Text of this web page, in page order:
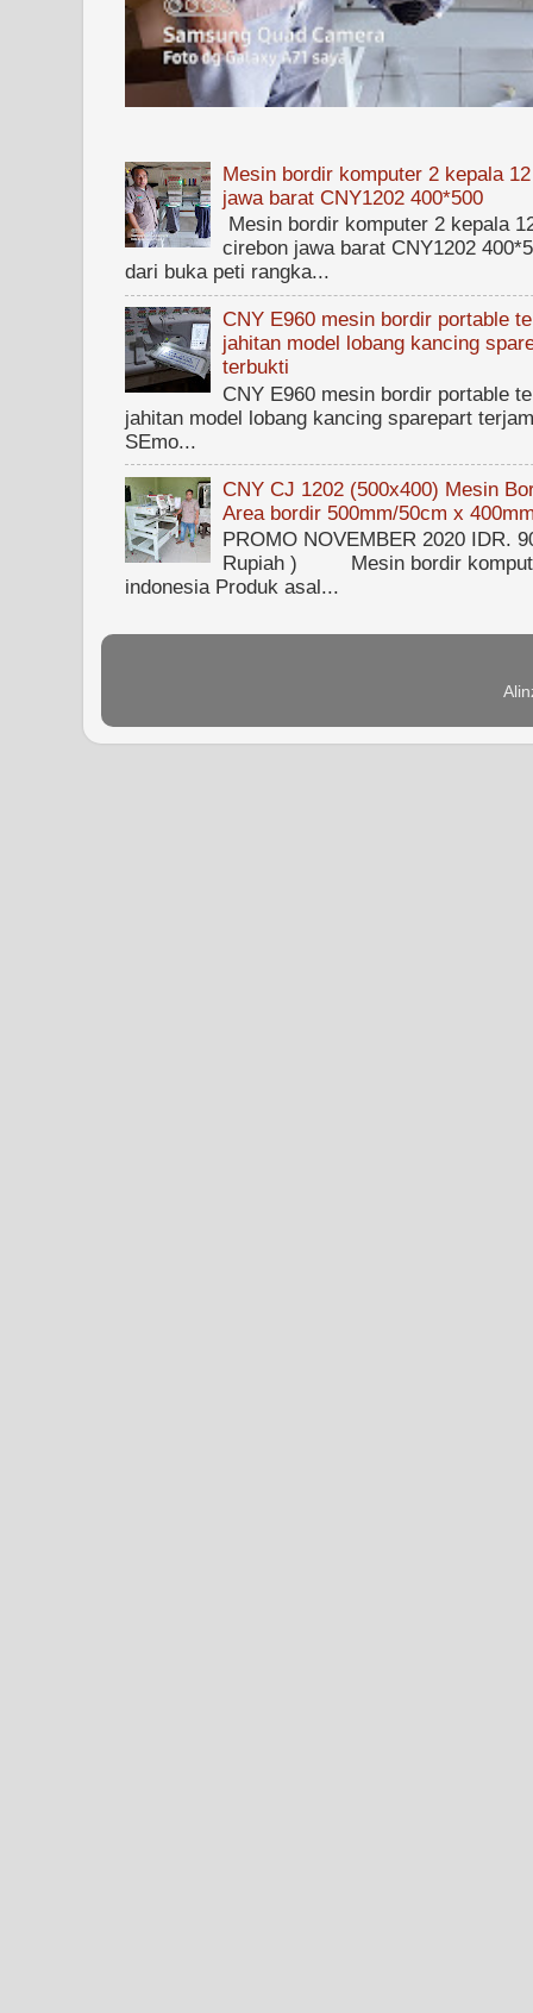
Mesin bordir komputer 2 kepala
jawa barat CNY1202 400*500
Mesin bordir komputer 2 kepala
cirebon jawa barat CNY1202
dari buka peti rangka...
CNY E960 mesin bordir portable
jahitan model lobang kancing
terbukti
CNY E960 mesin bordir portable
jahitan model lobang kancing sparepart
SEmo...
CNY CJ 1202 (500x400) Mesin
Area bordir 500mm/50cm x
PROMO NOVEMBER 2020 IDR.
Rupiah ) Mesin bordir
indonesia Produk asal...